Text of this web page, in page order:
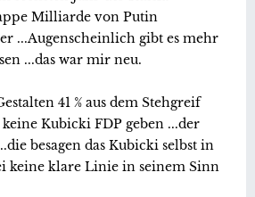
Milliarde von Putin
...Augenscheinlich gibt es mehr
...das war mir neu.
41 % aus dem Stehgreif
Kubicki FDP geben ...der
besagen das Kubicki selbst in
keine klare Linie in seinem Sinn